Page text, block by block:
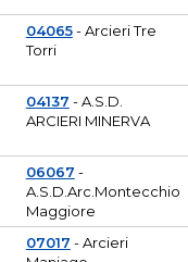
04065- Arcieri Tre
Torri
04137 - A.S.D.
ARCIERI MINERVA
06067 -
A.S.D.Arc.Montecchio
Maggiore
07017 - Arcieri